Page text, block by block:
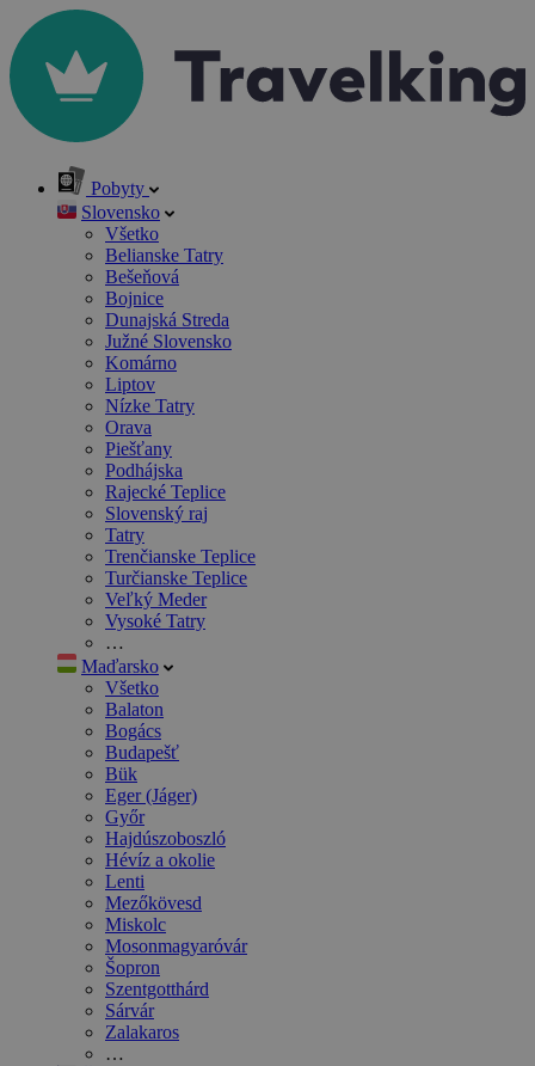
Pobyty
Slovensko
Všetko
Belianske Tatry
Bešeňová
Bojnice
Dunajská Streda
Južné Slovensko
Komárno
Liptov
Nízke Tatry
Orava
Piešťany
Podhájska
Rajecké Teplice
Slovenský raj
Tatry
Trenčianske Teplice
Turčianske Teplice
Veľký Meder
Vysoké Tatry
…
Maďarsko
Všetko
Balaton
Bogács
Budapešť
Bük
Eger (Jáger)
Győr
Hajdúszoboszló
Hévíz a okolie
Lenti
Mezőkövesd
Miskolc
Mosonmagyaróvár
Šopron
Szentgotthárd
Sárvár
Zalakaros
…